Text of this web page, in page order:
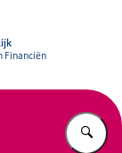
Financiën